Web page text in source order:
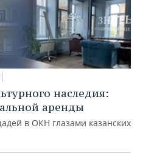
наследия:
аренды
в ОКН глазами казанских